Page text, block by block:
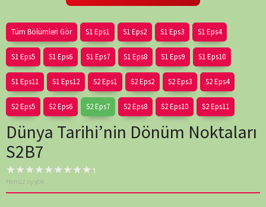
Tüm Bölümleri Gör S1 Eps1 S1 Eps2 S1 Eps3 S1 Eps4
S1 Eps5 S1 Eps6 S1 Eps7 S1 Eps8 S1 Eps9 S1 Eps10
S1 Eps11 S1 Eps12 S2 Eps1 S2 Eps2 S2 Eps3 S2 Eps4
S2 Eps5 S2 Eps6 S2 Eps7 S2 Eps8 S2 Eps10 S2 Eps11
Dünya Tarihi’nin Dönüm Noktaları
S2B7
Henüz oy yok